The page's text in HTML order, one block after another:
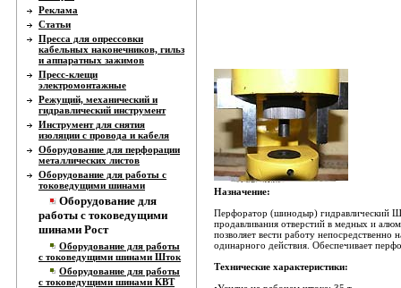
Реклама
Статьи
Пресса для опрессовки
кабельных наконечников, гильз
и аппаратных зажимов
Пресс-клещи
электромонтажные
Режущий, механический и
гидравлический инструмент
Инструмент для снятия
изоляции с провода и кабеля
Оборудование для перфорации
металлических листов
Оборудование для работы с
токоведущими шинами
Оборудование для
работы с токоведущими
шинами Рост
Оборудование для работы
с токоведущими шинами Шток
Оборудование для работы
с токоведущими шинами КВТ
Назначение:
Перфоратор (шинодыр) гидравлический
продавливания отверстий в медных и
позволяет вести работу
одинарного действия. Обеспечивает
Технические характеристики: